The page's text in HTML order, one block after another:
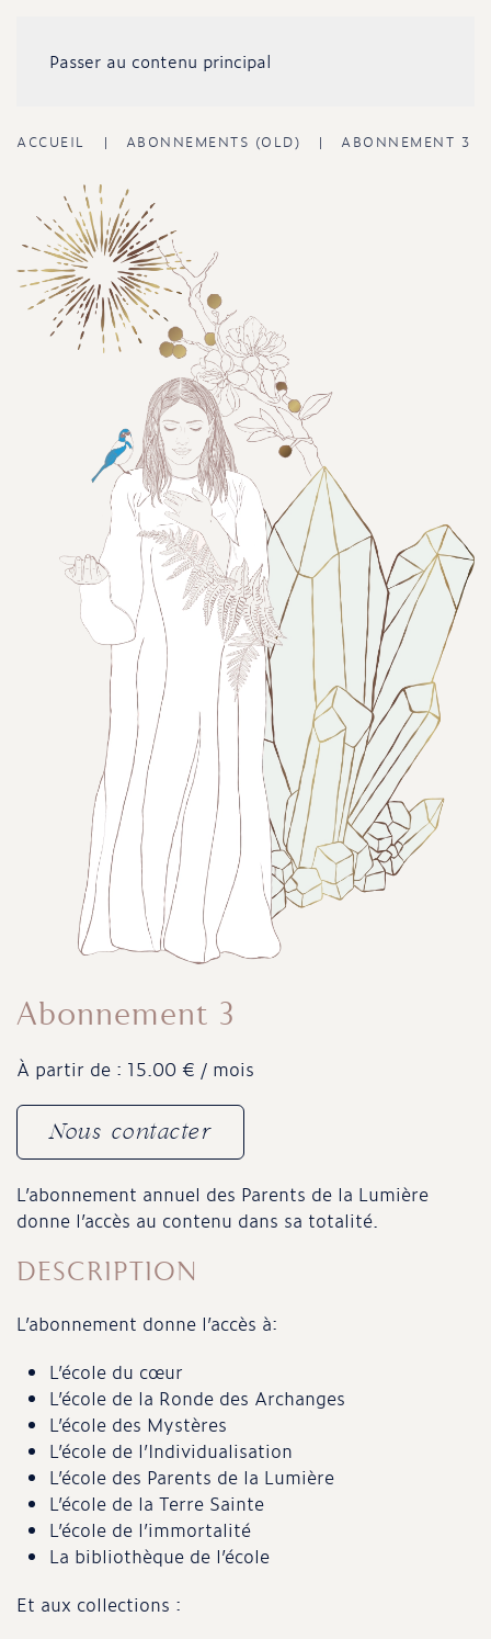
Passer au contenu principal
ACCUEIL ABONNEMENTS (OLD) ABONNEMENT 3
Abonnement 3
À partir de : 15.00 € / mois
Nous contacter
L’abonnement annuel des Parents de la Lumière
donne l’accès au contenu dans sa totalité.
DESCRIPTION
L’abonnement donne l’accès à:
L’école du cœur
L’école de la Ronde des Archanges
L’école des Mystères
L’école de l’Individualisation
L’école des Parents de la Lumière
L’école de la Terre Sainte
L’école de l’immortalité
La bibliothèque de l’école
Et aux collections :